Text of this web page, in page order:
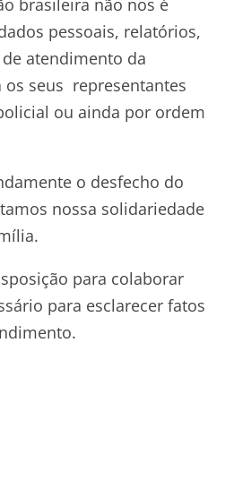
brasileira não nos é
pessoais, relatórios,
atendimento da
os seus representantes
ou ainda por ordem
o desfecho do
nossa solidariedade
para colaborar
para esclarecer fatos